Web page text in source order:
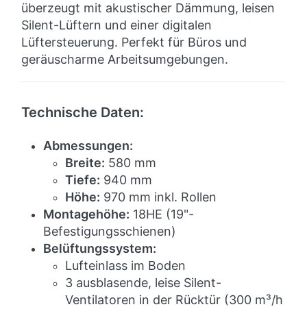
überzeugt mit akustischer Dämmung, leisen
Silent-Lüftern und einer digitalen
Lüftersteuerung. Perfekt für Büros und
geräuscharme Arbeitsumgebungen.
Technische Daten:
Abmessungen:
Breite: 580 mm
Tiefe: 940 mm
Höhe: 970 mm inkl. Rollen
Montagehöhe: 18HE (19"-
Befestigungsschienen)
Belüftungssystem:
Lufteinlass im Boden
3 ausblasende, leise Silent-
Ventilatoren in der Rücktür (300 m³/h